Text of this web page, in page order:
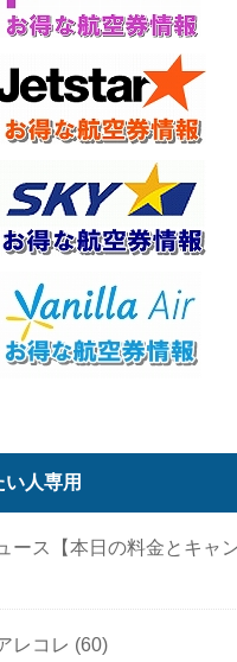
人専用
ース【本日の料金とキャ
レコレ (60)